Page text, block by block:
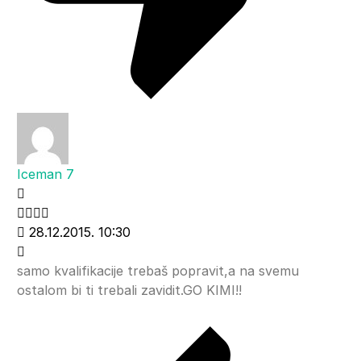
Iceman 7
28.12.2015. 10:30
samo kvalifikacije trebaš popravit,a na svemu
ostalom bi ti trebali zavidit.GO KIMI!!